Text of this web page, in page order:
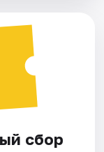
сбор